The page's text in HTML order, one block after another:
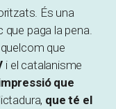
És una
paga la pena.
que
i el catalanisme
que
que té el